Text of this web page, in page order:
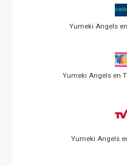
Yumeki Angels
Yumeki Angels en
Yumeki Angels